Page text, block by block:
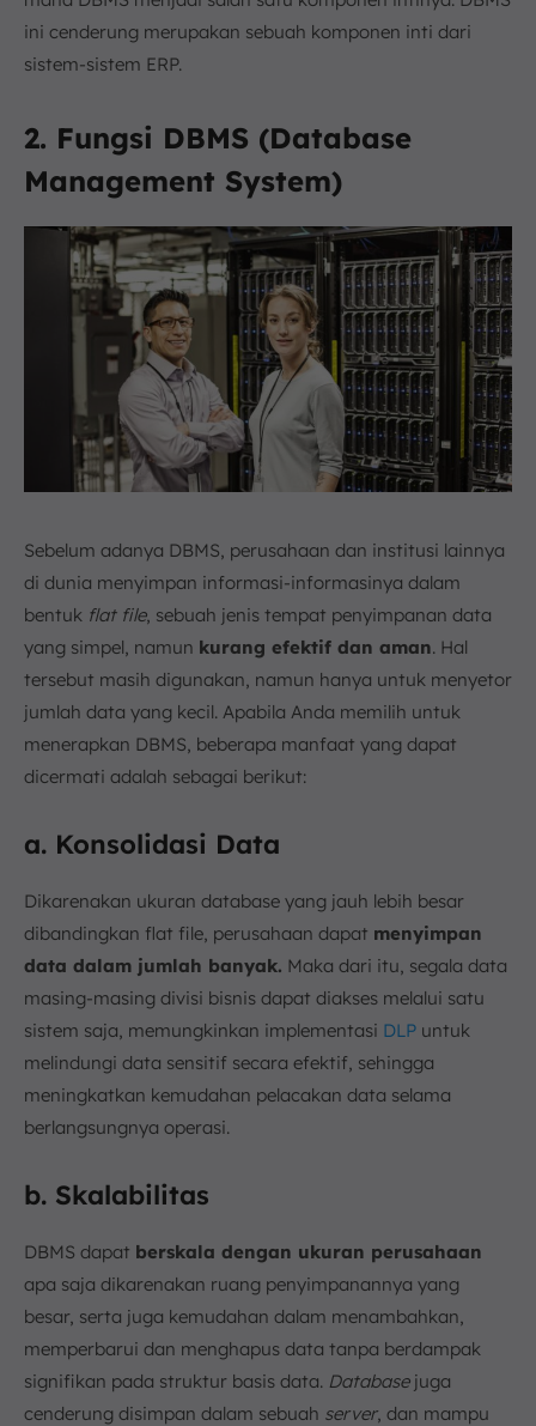
ini cenderung merupakan sebuah komponen inti dari
sistem-sistem ERP.
2. Fungsi DBMS (Database
Management System)
Sebelum adanya DBMS, perusahaan dan institusi lainnya
di dunia menyimpan informasi-informasinya dalam
bentuk flat file, sebuah jenis tempat penyimpanan data
yang simpel, namun kurang efektif dan aman. Hal
tersebut masih digunakan, namun hanya untuk menyetor
jumlah data yang kecil. Apabila Anda memilih untuk
menerapkan DBMS, beberapa manfaat yang dapat
dicermati adalah sebagai berikut:
a. Konsolidasi Data
Dikarenakan ukuran database yang jauh lebih besar
dibandingkan flat file, perusahaan dapat menyimpan
data dalam jumlah banyak. Maka dari itu, segala data
masing-masing divisi bisnis dapat diakses melalui satu
sistem saja, memungkinkan implementasi DLP untuk
melindungi data sensitif secara efektif, sehingga
meningkatkan kemudahan pelacakan data selama
berlangsungnya operasi.
b. Skalabilitas
DBMS dapat berskala dengan ukuran perusahaan
apa saja dikarenakan ruang penyimpanannya yang
besar, serta juga kemudahan dalam menambahkan,
memperbarui dan menghapus data tanpa berdampak
signifikan pada struktur basis data. Databasejuga
cenderung disimpan dalam sebuah server, dan mampu